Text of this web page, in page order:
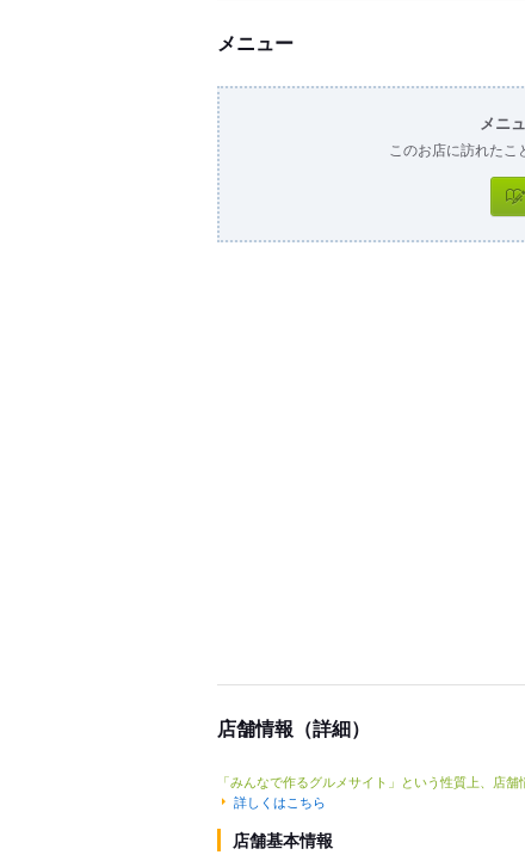
メニュー
メニ
このお店に訪れた
店舗情報（詳細）
「みんなで作るグルメサイト」という性質上、店
詳しくはこちら
店舗基本情報